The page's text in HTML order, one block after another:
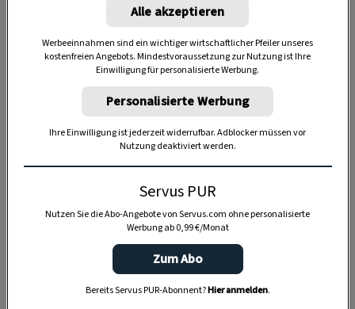
Schritt-für-Schritt:
Zwiebelzopf binden
GUTE KÜCHE
Zucchini haltbar
machen: einlegen,
einfrieren,
fermentieren
Was koche ich
heute? Rezepte für
GUTE KÜCHE
12 herzhafte und
süße Rezepte mit
Alle akzeptieren
Werbeeinnahmen sind ein wichtiger wirtschaftlicher Pfeiler unseres
kostenfreien Angebots. Mindestvoraussetzung zur Nutzung ist Ihre
Einwilligung für personalisierte Werbung.
Personalisierte Werbung
Ihre Einwilligung ist jederzeit widerrufbar. Adblocker müssen vor
Nutzung deaktiviert werden.
Servus PUR
Nutzen Sie die Abo-Angebote von Servus.com ohne personalisierte
Werbung ab 0,99 €/Monat
Zum Abo
Bereits Servus PUR-Abonnent?Hier anmelden.